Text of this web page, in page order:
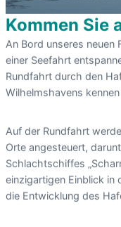
Kommen Sie
An Bord unseres neuen
einer Seefahrt
Rundfahrt durch den
Wilhelmshavens kennen
Auf der Rundfahrt
Orte angesteuert,
Schlachtschiffes
einzigartigen Einblick in
die Entwicklung des